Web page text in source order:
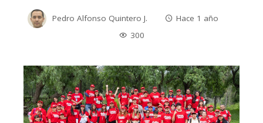
Pedro Alfonso Quintero J.
Hace 1 año
300